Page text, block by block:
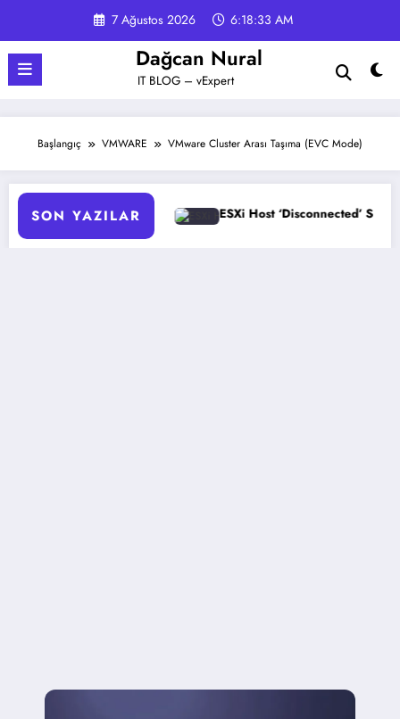
7 Ağustos 2026 6:18:33 AM
Dağcan Nural
IT BLOG – vExpert
Başlangıç VMWARE VMware Cluster Arası Taşıma (EVC Mode)
SON YAZILARESXi Host ‘Disconnected’ Sorunu Çözümü